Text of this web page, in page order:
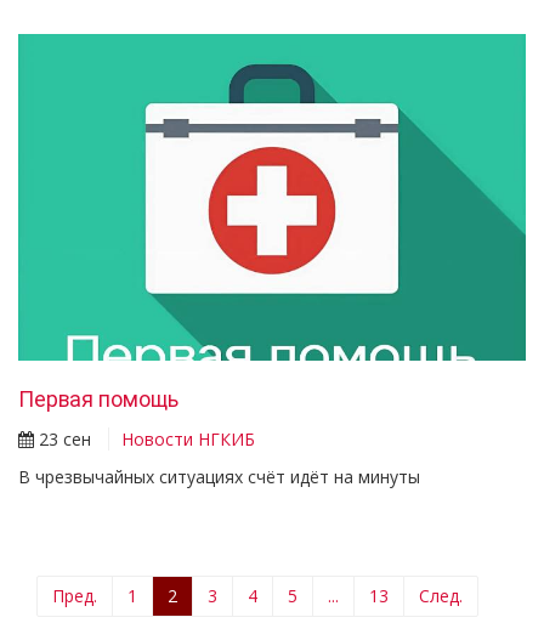
Первая помощь
23 сен
Новости НГКИБ
В чрезвычайных ситуациях счёт идёт на минуты
Пред. 1 2 3 4 5 ... 13 След.